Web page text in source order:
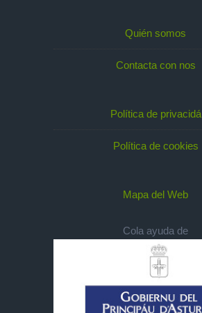
Quién somos
Contacta con nos
Política de privacidá
Política de cookies
Mapa del Web
Cola ayuda de